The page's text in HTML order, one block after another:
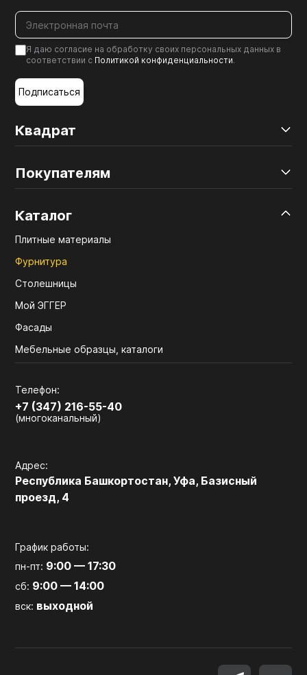
Квадрат
Покупателям
Каталог
Плитные материалы
Фурнитура
Столешницы
Мой ЭГГЕР
Фасады
Мебельные образцы, каталоги
Телефон:
+7 (347) 216-55-40
(многоканальный)
Адрес:
Республика Башкортостан, Уфа, Базисный
проезд, 4
График работы:
пн-пт: 9:00 — 17:30
сб: 9:00 — 14:00
вск: выходной
Я даю согласие на обработку своих персональных данных в
соответствии с Политикой конфиденциальности.
Подписаться